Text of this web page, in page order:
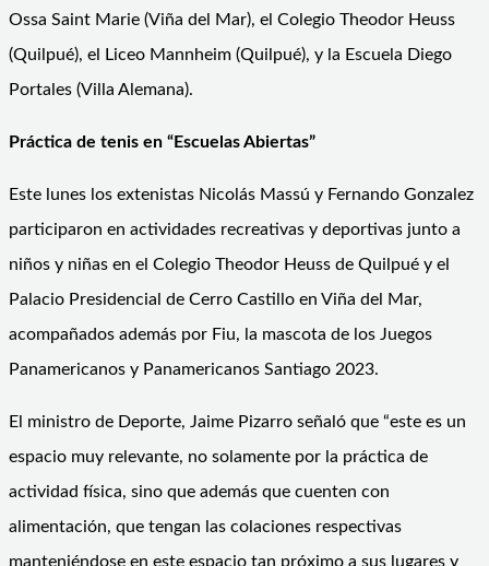
Ossa Saint Marie (Viña del Mar), el Colegio Theodor Heuss
(Quilpué), el Liceo Mannheim (Quilpué), y la Escuela Diego
Portales (Villa Alemana).
Práctica de tenis en “Escuelas Abiertas”
Este lunes los extenistas Nicolás Massú y Fernando Gonzalez
participaron en actividades recreativas y deportivas junto a
niños y niñas en el Colegio Theodor Heuss de Quilpué y el
Palacio Presidencial de Cerro Castillo en Viña del Mar,
acompañados además por Fiu, la mascota de los Juegos
Panamericanos y Panamericanos Santiago 2023.
El ministro de Deporte, Jaime Pizarro señaló que “este es un
espacio muy relevante, no solamente por la práctica de
actividad física, sino que además que cuenten con
alimentación, que tengan las colaciones respectivas
manteniéndose en este espacio tan próximo a sus lugares y